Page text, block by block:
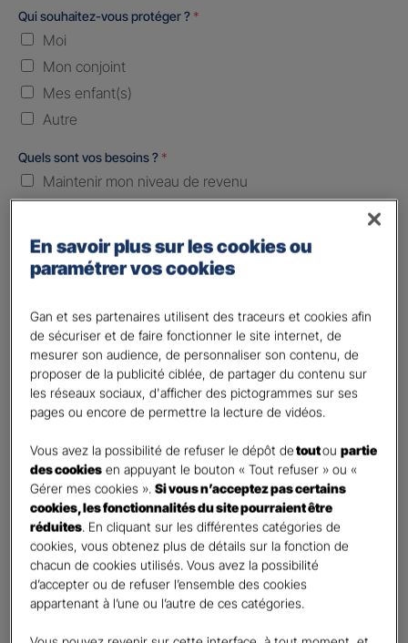
Qui souhaitez-vous protéger ? *
Moi
Mon conjoint
Mes enfant(s)
Autre
Quels sont vos besoins ? *
Maintenir mon niveau de revenu
Transmettre mon patrimoine
Percevoir un complément de revenu
Autre besoin
Plusieurs choix possibles
Vos informations :
Etes-vous déjà client Gan assurances ?*
Non
Civilité*
Madame
Monsieur
Contact*
En savoir plus sur les cookies ou
paramétrer vos cookies
Gan et ses partenaires utilisent des traceurs et cookies afin
de sécuriser et de faire fonctionner le site internet, de
mesurer son audience, de personnaliser son contenu, de
proposer de la publicité ciblée, de partager du contenu sur
les réseaux sociaux, d'afficher des pictogrammes sur ses
pages ou encore de permettre la lecture de vidéos.
Vous avez la possibilité de refuser le dépôt detoutoupartie
des cookies en appuyant le bouton « Tout refuser » ou «
Gérer mes cookies ».Si vous n’acceptez pas certains
cookies, les fonctionnalités du site pourraient être
réduites. En cliquant sur les différentes catégories de
cookies, vous obtenez plus de détails sur la fonction de
chacun de cookies utilisés. Vous avez la possibilité
d’accepter ou de refuser l’ensemble des cookies
appartenant à l’une ou l’autre de ces catégories.